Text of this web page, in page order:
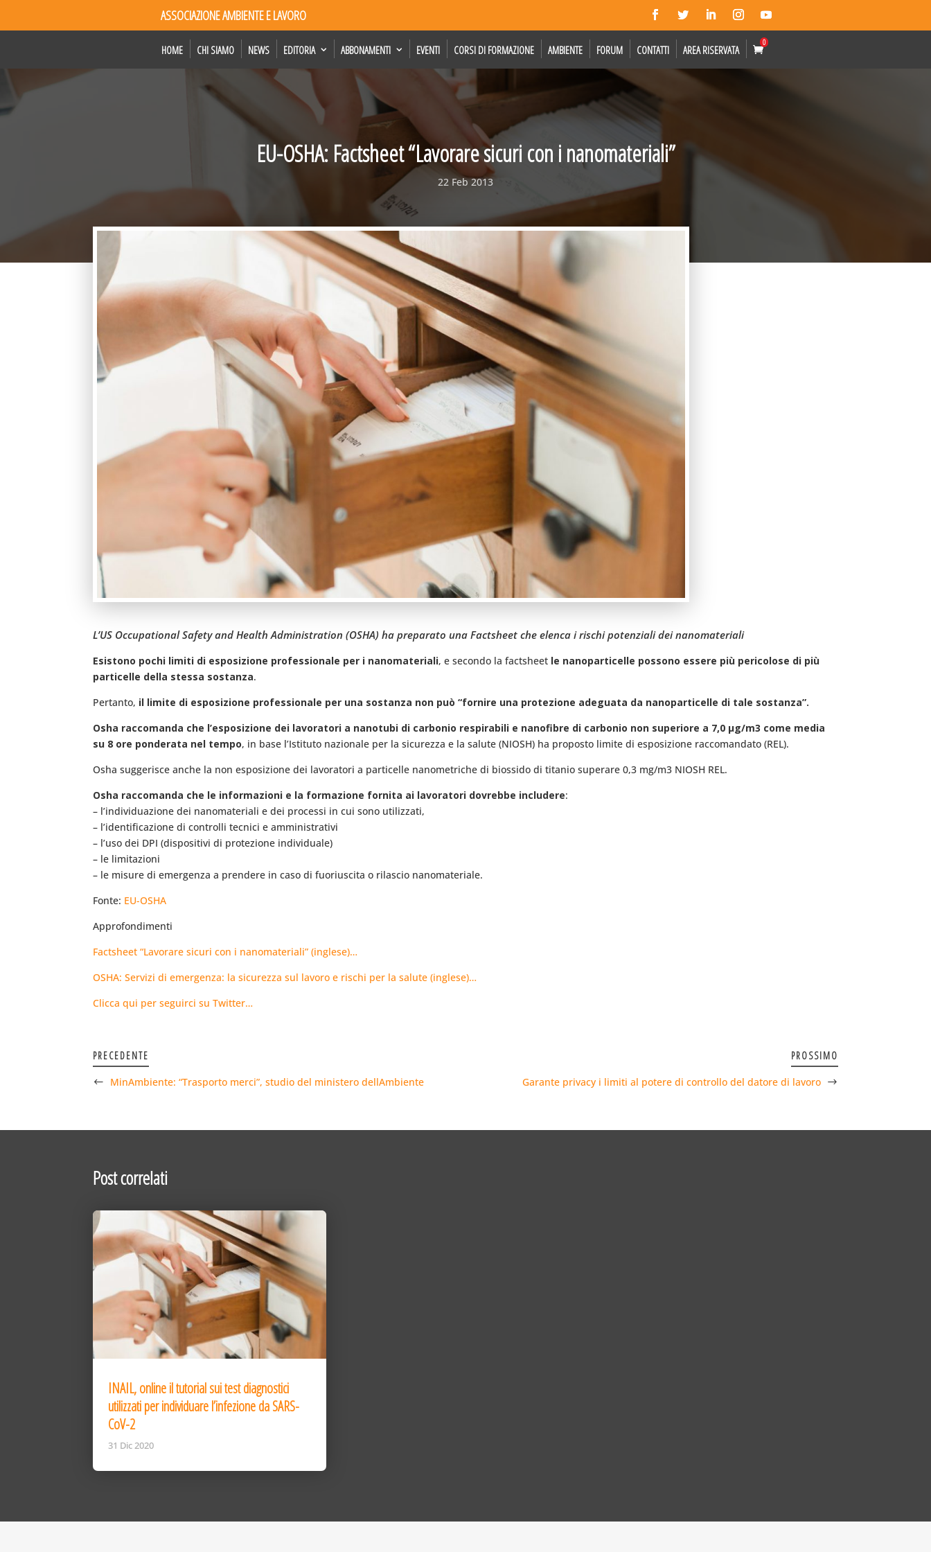
ASSOCIAZIONE AMBIENTE E LAVORO
HOME CHI SIAMO NEWS EDITORIA ABBONAMENTI EVENTI CORSI DI FORMAZIONE AMBIENTE FORUM CONTATTI AREA RISERVATA
0
EU-OSHA: Factsheet “Lavorare sicuri con i nanomateriali”
22 Feb 2013
L’US Occupational Safety and Health Administration (OSHA) ha preparato una Factsheet che elenca i rischi potenziali dei nanomateriali
Esistono pochi limiti di esposizione professionale per i nanomateriali, e secondo la factsheet le nanoparticelle possono essere più pericolose di più
particelle della stessa sostanza.
Pertanto, il limite di esposizione professionale per una sostanza non può “fornire una protezione adeguata da nanoparticelle di tale sostanza”.
Osha raccomanda che l’esposizione dei lavoratori a nanotubi di carbonio respirabili e nanofibre di carbonio non superiore a 7,0 μg/m3 come media
su 8 ore ponderata nel tempo, in base l’Istituto nazionale per la sicurezza e la salute (NIOSH) ha proposto limite di esposizione raccomandato (REL).
Osha suggerisce anche la non esposizione dei lavoratori a particelle nanometriche di biossido di titanio superare 0,3 mg/m3 NIOSH REL.
Osha raccomanda che le informazioni e la formazione fornita ai lavoratori dovrebbe includere:
– l’individuazione dei nanomateriali e dei processi in cui sono utilizzati,
– l’identificazione di controlli tecnici e amministrativi
– l’uso dei DPI (dispositivi di protezione individuale)
– le limitazioni
– le misure di emergenza a prendere in caso di fuoriuscita o rilascio nanomateriale.
Fonte: EU-OSHA
Approfondimenti
Factsheet “Lavorare sicuri con i nanomateriali” (inglese)…
OSHA: Servizi di emergenza: la sicurezza sul lavoro e rischi per la salute (inglese)…
Clicca qui per seguirci su Twitter…
PRECEDENTE
MinAmbiente: “Trasporto merci”, studio del ministero dellAmbiente
PROSSIMO
Garante privacy i limiti al potere di controllo del datore di lavoro
Post correlati
INAIL, online il tutorial sui test diagnostici
utilizzati per individuare l’infezione da SARS-
CoV-2
31 Dic 2020